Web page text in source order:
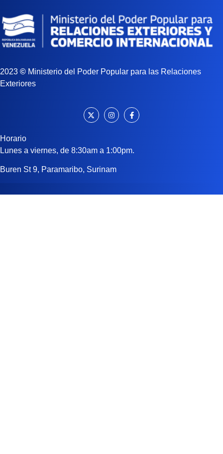
2023 © Ministerio del Poder Popular para las Relaciones
Exteriores
Horario
Lunes a viernes, de 8:30am a 1:00pm.
Buren St 9, Paramaribo, Surinam